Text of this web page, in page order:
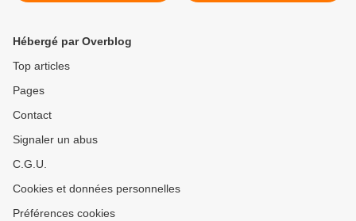
Hébergé par Overblog
Top articles
Pages
Contact
Signaler un abus
C.G.U.
Cookies et données personnelles
Préférences cookies